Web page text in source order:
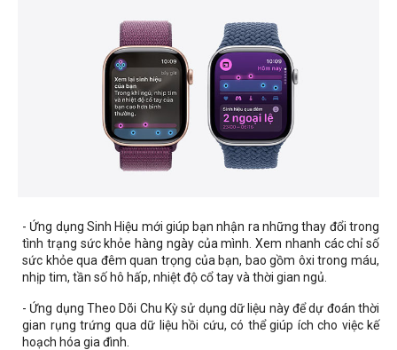
- Ứng dụng Sinh Hiệu mới giúp bạn nhận ra những thay đổi trong
tình trạng sức khỏe hàng ngày của mình. Xem nhanh các chỉ số
sức khỏe qua đêm quan trọng của bạn, bao gồm ôxi trong máu,
nhịp tim, tần số hô hấp, nhiệt độ cổ tay và thời gian ngủ.
- Ứng dụng Theo Dõi Chu Kỳ sử dụng dữ liệu này để dự đoán thời
gian rụng trứng qua dữ liệu hồi cứu, có thể giúp ích cho việc kế
hoạch hóa gia đình.